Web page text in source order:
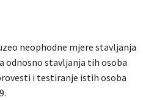
neophodne mjere stavljanja
odnosno stavljanja tih osoba
i testiranje istih osoba